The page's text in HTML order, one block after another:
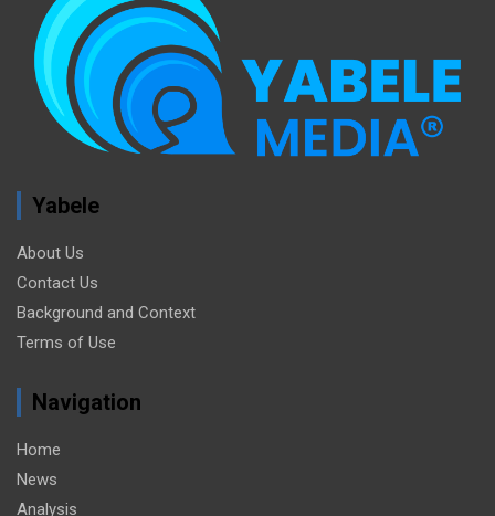
Yabele
About Us
Contact Us
Background and Context
Terms of Use
Navigation
Home
News
Analysis